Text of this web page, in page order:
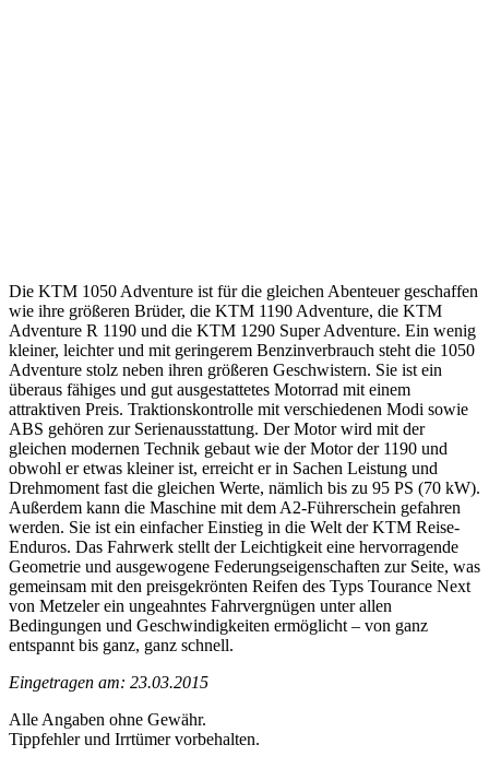
Die KTM 1050 Adventure ist für die gleichen Abenteuer geschaffen
wie ihre größeren Brüder, die KTM 1190 Adventure, die KTM
Adventure R 1190 und die KTM 1290 Super Adventure. Ein wenig
kleiner, leichter und mit geringerem Benzinverbrauch steht die 1050
Adventure stolz neben ihren größeren Geschwistern. Sie ist ein
überaus fähiges und gut ausgestattetes Motorrad mit einem
attraktiven Preis. Traktionskontrolle mit verschiedenen Modi sowie
ABS gehören zur Serienausstattung. Der Motor wird mit der
gleichen modernen Technik gebaut wie der Motor der 1190 und
obwohl er etwas kleiner ist, erreicht er in Sachen Leistung und
Drehmoment fast die gleichen Werte, nämlich bis zu 95 PS (70 kW).
Außerdem kann die Maschine mit dem A2-Führerschein gefahren
werden. Sie ist ein einfacher Einstieg in die Welt der KTM Reise-
Enduros. Das Fahrwerk stellt der Leichtigkeit eine hervorragende
Geometrie und ausgewogene Federungseigenschaften zur Seite, was
gemeinsam mit den preisgekrönten Reifen des Typs Tourance Next
von Metzeler ein ungeahntes Fahrvergnügen unter allen
Bedingungen und Geschwindigkeiten ermöglicht – von ganz
entspannt bis ganz, ganz schnell.
Eingetragen am: 23.03.2015
Alle Angaben ohne Gewähr.
Tippfehler und Irrtümer vorbehalten.